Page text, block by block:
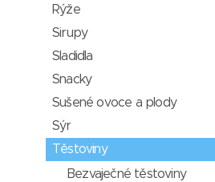
Rýže
Sirupy
Sladidla
Snacky
Sušené ovoce a plody
Sýr
Těstoviny
Bezvaječné těstoviny